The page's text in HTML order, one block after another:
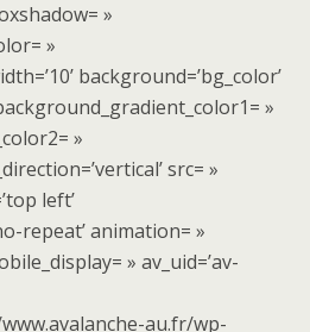
»
»
background=’bg_color’
»
»
src= »
left’
repeat’ animation= »
» av_uid=’av-
au.fr/wp-